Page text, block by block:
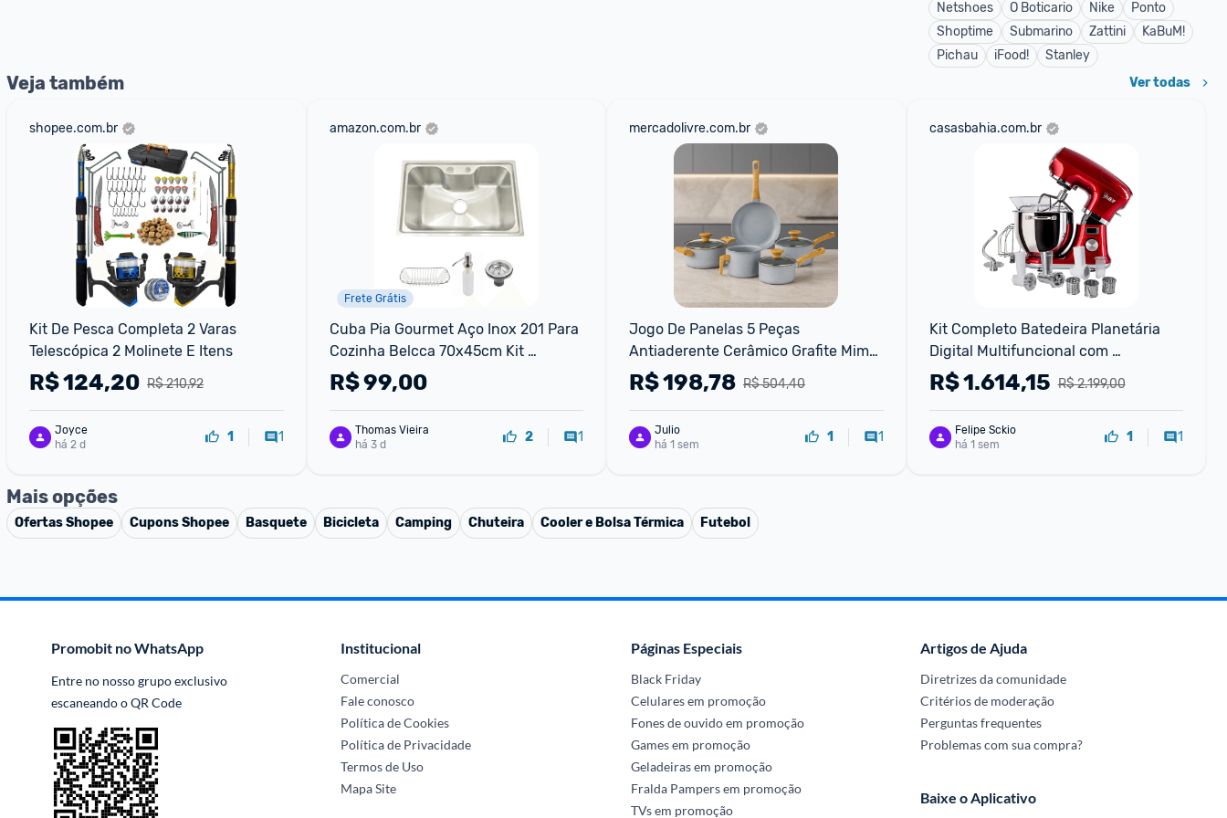
Netshoes
O Boticario Nike
Ponto
Shoptime
Submarino Zattini
KaBuM!
Pichau
iFood! Stanley
Veja também Ver todas
shopee.com.br
Kit De Pesca Completa 2 Varas
Telescópica 2 Molinete E Itens
R$ 210,92
R$124,20
Joyce
há 2 d
1 1
amazon.com.br
Frete Grátis
Cuba Pia Gourmet Aço Inox 201 Para
Cozinha Belcca 70x45cm Kit
Completo Cg201-c01
R$99,00
Thomas Vieira
há 3 d
2 1
mercadolivre.com.br
Jogo De Panelas 5 Peças
Antiaderente Cerâmico Grafite Mimo
Style - Conjunto Completo
R$ 504,40
R$198,78
Julio
há 1 sem
1 1
casasbahia.com.br
Kit Completo Batedeira Planetária
Digital Multifuncional com
Acessórios Oster - 220V
R$ 2.199,00
R$1.614,15
Felipe Sckio
há 1 sem
1 1
Mais opções
OfertasShopee CuponsShopee Basquete Bicicleta Camping Chuteira Cooler e Bolsa Térmica Futebol
Promobit no WhatsApp
Entre no nosso grupo exclusivo
escaneando o QR Code
Institucional
Comercial
Fale conosco
Política de Cookies
Política de Privacidade
Termos de Uso
Mapa Site
Páginas Especiais
Black Friday
Celulares em promoção
Fones de ouvido em promoção
Games em promoção
Geladeiras em promoção
Fralda Pampers em promoção
TVs em promoção
Artigos de Ajuda
Diretrizes da comunidade
Critérios de moderação
Perguntas frequentes
Problemas com sua compra?
Baixe o Aplicativo